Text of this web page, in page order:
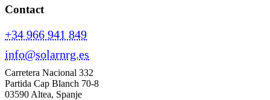
Contact
+34 966 941 849
info@solarnrg.es
Carretera Nacional 332
Partida Cap Blanch 70-8
03590 Altea, Spanje